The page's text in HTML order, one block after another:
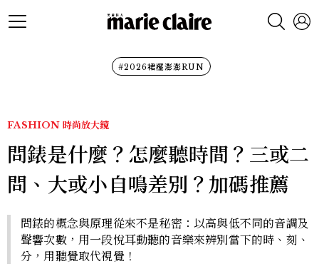
#2026裙襬澎澎RUN
FASHION 時尚放大鏡
問錶是什麼？怎麼聽時間？三或二
問、大或小自鳴差別？加碼推薦
問錶的概念與原理從來不是秘密：以高與低不同的音調及
聲響次數，用一段悅耳動聽的音樂來辨別當下的時、刻、
分，用聽覺取代視覺！